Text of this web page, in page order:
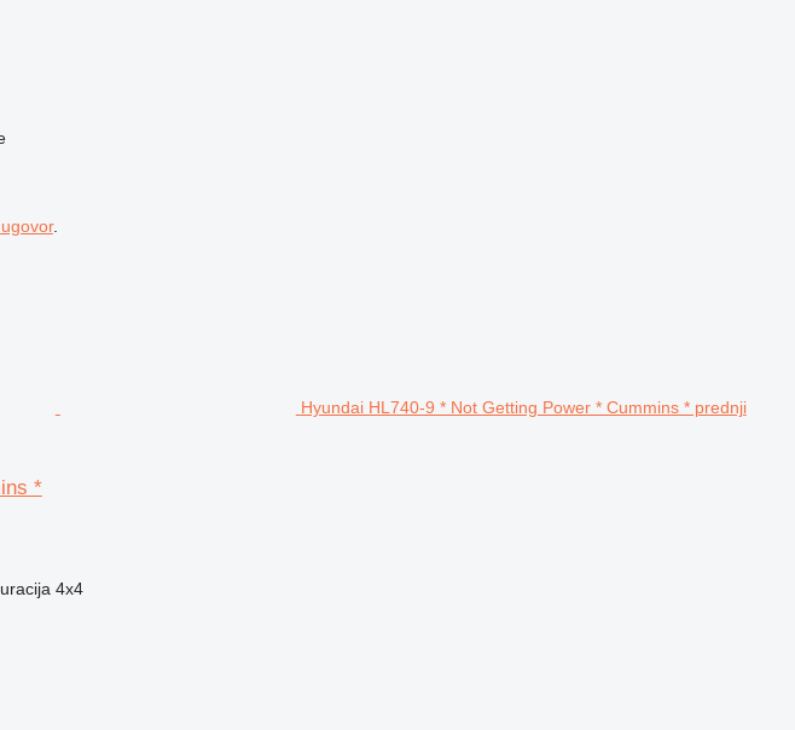
.
Hyundai HL740-9 * Not Getting Power * Cummins * prednji
*
4x4